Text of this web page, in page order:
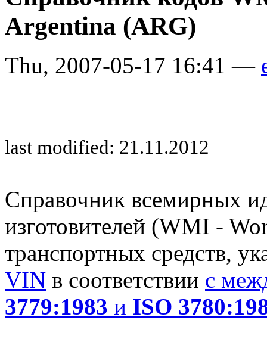
Argentina (ARG)
Thu, 2007-05-17 16:41 —
last modified: 21.11.2012
Справочник всемирных
изготовителей (WMI -
транспортных средств,
VIN в соответствии с
3779:1983 и ISO